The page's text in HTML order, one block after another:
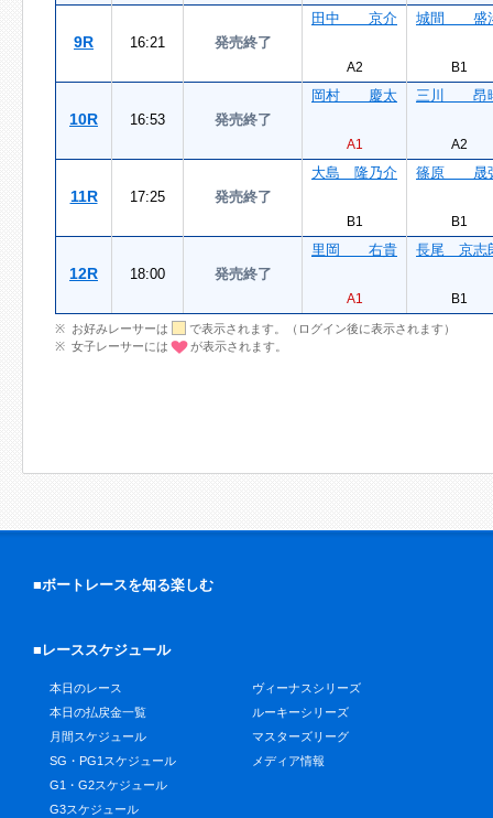
9R 16:21 発売終了
田中 京介
A2
城間 盛
B1
10R 16:53 発売終了
岡村 慶太
A1
三川 昂
A2
11R 17:25 発売終了
大島 隆乃介
B1
篠原 晟
B1
12R 18:00 発売終了
里岡 右貴
A1
長尾 京志
B1
お好みレーサーは
で表示されます。（ログイン後に表示されます）
女子レーサーには
が表示されます。
■ボートレースを知る楽しむ
■レーススケジュール
本日のレース
本日の払戻金一覧
月間スケジュール
SG・PG1スケジュール
G1・G2スケジュール
G3スケジュール
ヴィーナスシリーズ
ルーキーシリーズ
マスターズリーグ
メディア情報